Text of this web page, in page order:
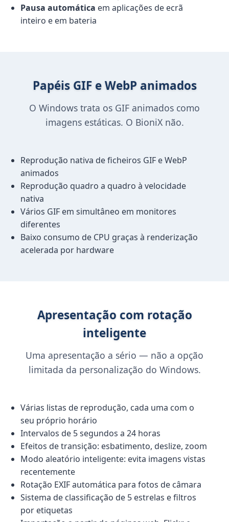
Pausa automática em aplicações de ecrã
inteiro e em bateria
Papéis GIF e WebP animados
O Windows trata os GIF animados como
imagens estáticas. O BioniX não.
Reprodução nativa de ficheiros GIF e WebP
animados
Reprodução quadro a quadro à velocidade
nativa
Vários GIF em simultâneo em monitores
diferentes
Baixo consumo de CPU graças à renderização
acelerada por hardware
Apresentação com rotação
inteligente
Uma apresentação a sério — não a opção
limitada da personalização do Windows.
Várias listas de reprodução, cada uma com o
seu próprio horário
Intervalos de 5 segundos a 24 horas
Efeitos de transição: esbatimento, deslize, zoom
Modo aleatório inteligente: evita imagens vistas
recentemente
Rotação EXIF automática para fotos de câmara
Sistema de classificação de 5 estrelas e filtros
por etiquetas